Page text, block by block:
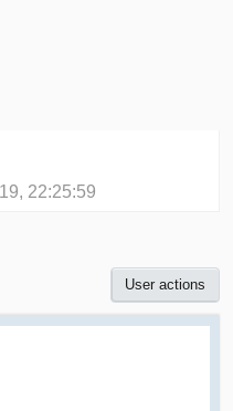
22:25:59
User actions